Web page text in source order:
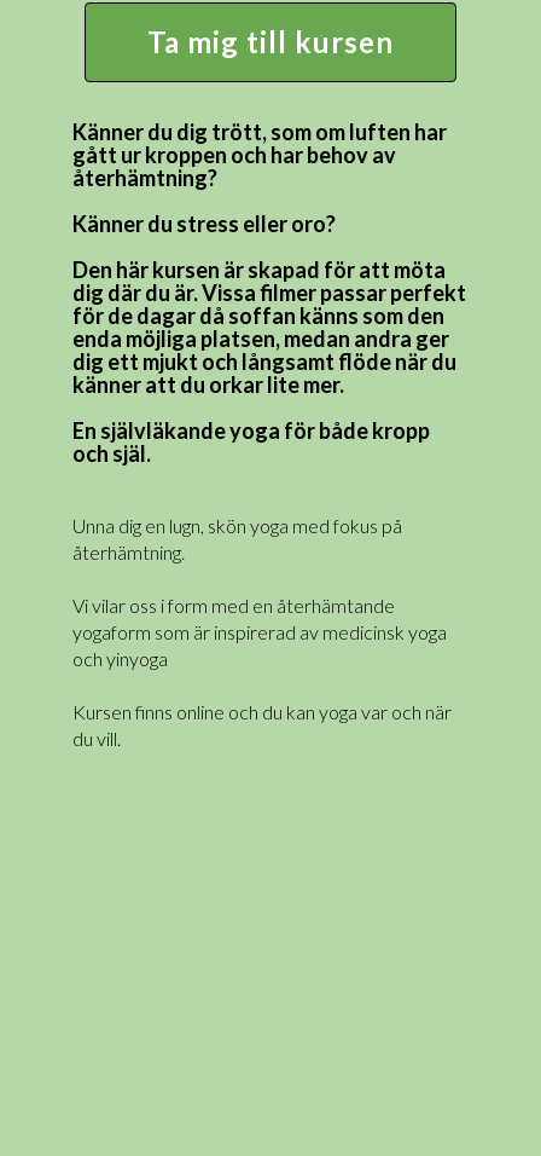
Ta mig till kursen
Känner du dig trött, som om luften har
gått ur kroppen och har behov av
återhämtning?
Känner du stress eller oro?
Den här kursen är skapad för att möta
dig där du är. Vissa filmer passar perfekt
för de dagar då soffan känns som den
enda möjliga platsen, medan andra ger
dig ett mjukt och långsamt flöde när du
känner att du orkar lite mer.
En självläkande yoga för både kropp
och själ.
Unna dig en lugn, skön yoga med fokus på
återhämtning.
Vi vilar oss i form med en återhämtande
yogaform som är inspirerad av medicinsk yoga
och yinyoga
Kursen finns online och du kan yoga var och när
du vill.